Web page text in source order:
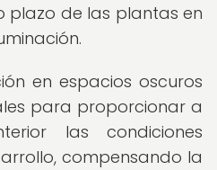
plazo de las plantas en
en espacios oscuros
para proporcionar a
las condiciones
compensando la